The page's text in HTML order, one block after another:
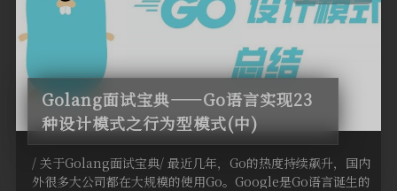
Golang面试宝典——Go语言实现23
种设计模式之行为型模式(中)
/ 关于Golang面试宝典/ 最近几年，Go的热度持续飙升，国内
外很多大公司都在大规模的使用Go。Google是Go语言诞生的